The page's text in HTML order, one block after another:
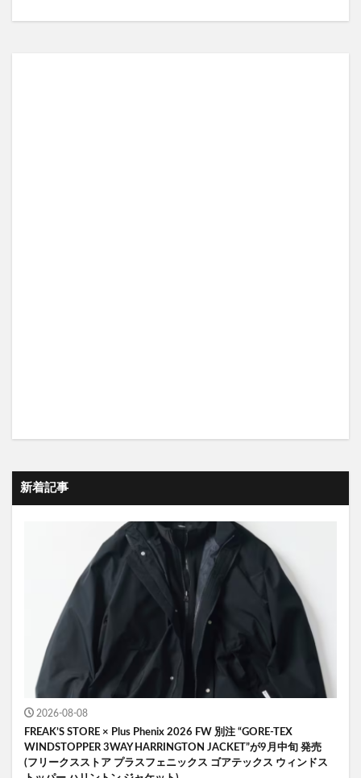
新着記事
2026-08-08
FREAK’S STORE × Plus Phenix 2026 FW 別注 “GORE-TEX
WINDSTOPPER 3WAY HARRINGTON JACKET”が9月中旬 発売
(フリークスストア プラスフェニックス ゴアテックス ウィンドス